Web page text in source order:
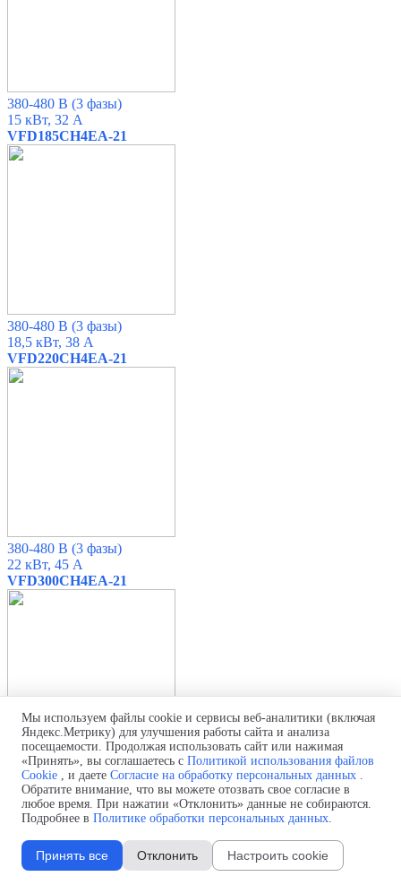
380-480 В (3 фазы)
15 кВт, 32 А
VFD185CH4EA-21
380-480 В (3 фазы)
18,5 кВт, 38 А
VFD220CH4EA-21
380-480 В (3 фазы)
22 кВт, 45 А
VFD300CH4EA-21
380-480 В (3 фазы)
30 кВт, 60 А
VFD0370CH43A-00/-21
Мы используем файлы cookie и сервисы веб-аналитики (включая
Яндекс.Метрику) для улучшения работы сайта и анализа
посещаемости. Продолжая использовать сайт или нажимая
«Принять», вы соглашаетесь с Политикой использования файлов
Cookie , и даете Согласие на обработку персональных данных .
Обратите внимание, что вы можете отозвать свое согласие в
любое время. При нажатии «Отклонить» данные не собираются.
Подробнее в Политике обработки персональных данных.
Принять все Отклонить Настроить cookie